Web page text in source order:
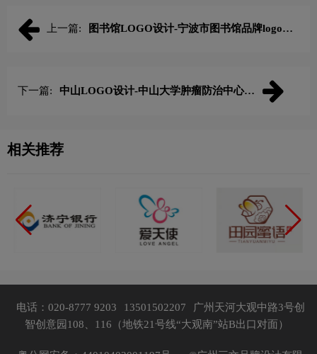
上一篇:
图书馆LOGO设计-宁波市图书馆品牌logo设
下一篇:
中山LOGO设计-中山大学肿瘤防治中心品
相关推荐
电话：020-8777 9203 13501502207
广州天河大观中路3号创
智创意园108、116（地铁21号线“大观南”站B出口对面）